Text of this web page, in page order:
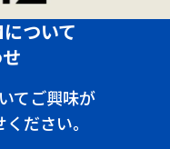
ついて
てご興味が
ださい。